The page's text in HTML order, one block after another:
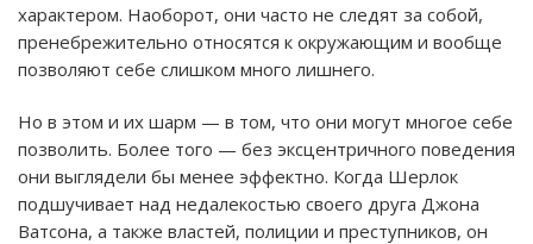
характером. Наоборот, они часто не следят за собой,
пренебрежительно относятся к окружающим и вообще
позволяют себе слишком много лишнего.
Но в этом и их шарм — в том, что они могут многое себе
позволить. Более того — без эксцентричного поведения
они выглядели бы менее эффектно. Когда Шерлок
подшучивает над недалекостью своего друга Джона
Ватсона, а также властей, полиции и преступников, он